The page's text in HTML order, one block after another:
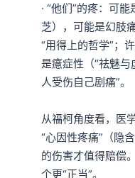
· “他们”的疼：可
芝），可能是幻肢
“用得上的哲学”；
是癔症性（“祛魅与
人受伤自己剧痛”。
从福柯角度看，医
“心因性疼痛”（隐
的伤害才值得赔偿
个更“正当”。